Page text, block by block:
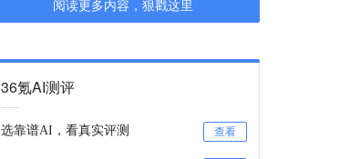
阅读更多内容，狠戳这里
36氪AI测评
选靠谱AI，看真实评测 查看